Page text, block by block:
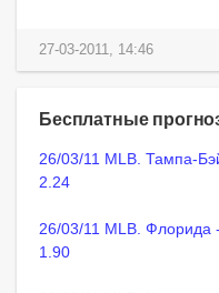
27-03-2011, 14:46
Бесплатные
26/03/11 MLB. Тампа-
2.24
26/03/11 MLB. Флорида
1.90